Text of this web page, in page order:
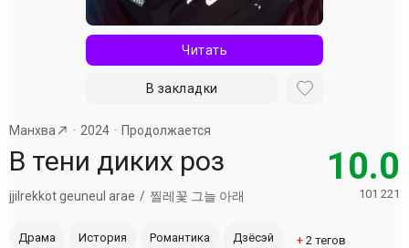
Читать
В закладки
Манхва 2024 Продолжается
В тени диких роз
jjilrekkot geuneul arae 찔레꽃 그늘 아래
10.0
101 221
Драма История Романтика Дзёсэй + 2 тегов